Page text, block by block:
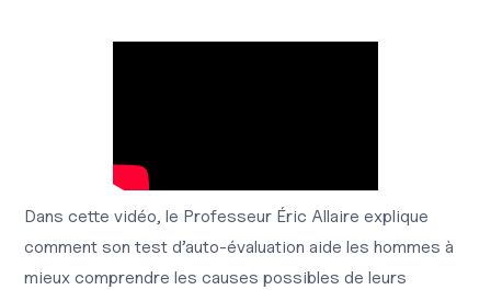
Dans cette vidéo, le Professeur Éric Allaire explique
comment son test d’auto-évaluation aide les hommes à
mieux comprendre les causes possibles de leurs